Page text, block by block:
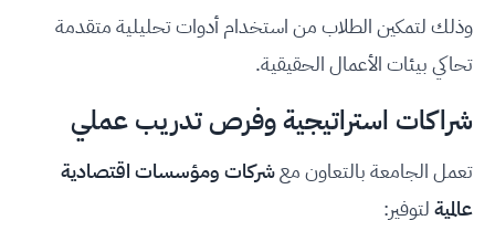
وذلك لتمكين الطلاب من استخدام أدوات تحليلية متقدمة
تحاكي بيئات الأعمال الحقيقية.
شراكات استراتيجية وفرص تدريب عملي
تعمل الجامعة بالتعاون معشركات ومؤسسات اقتصادية
عالميةلتوفير: